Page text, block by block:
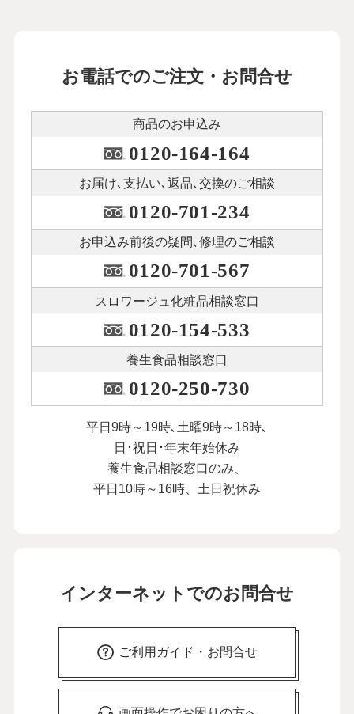
お電話でのご注文・お問合せ
商品のお申込み
0120-164-164
お届け､支払い､ 返品､交換のご相談
0120-701-234
お申込み前後の疑問､修理のご相談
0120-701-567
スロワージュ化粧品相談窓口
0120-154-533
養生食品相談窓口
0120-250-730
平日9時～19時､土曜9時～18時､
日･祝日･年末年始休み
養生食品相談窓口のみ、
平日10時～16時、土日祝休み
インターネットでのお問合せ
ご利用ガイド・お問合せ